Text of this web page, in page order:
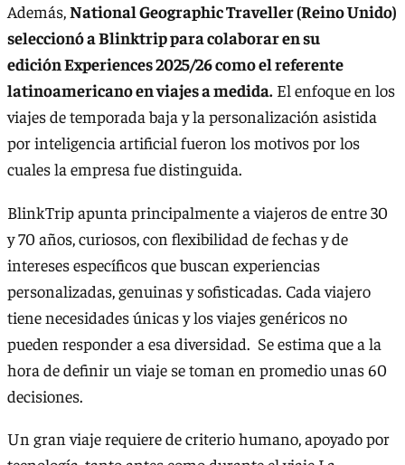
Además, National Geographic Traveller (Reino Unido)
seleccionó a Blinktrip para colaborar en su
edición Experiences 2025/26 como el referente
latinoamericano en viajes a medida. El enfoque en los
viajes de temporada baja y la personalización asistida
por inteligencia artificial fueron los motivos por los
cuales la empresa fue distinguida.
BlinkTrip apunta principalmente a viajeros de entre 30
y 70 años, curiosos, con flexibilidad de fechas y de
intereses específicos que buscan experiencias
personalizadas, genuinas y sofisticadas. Cada viajero
tiene necesidades únicas y los viajes genéricos no
pueden responder a esa diversidad. Se estima que a la
hora de definir un viaje se toman en promedio unas 60
decisiones.
Un gran viaje requiere de criterio humano, apoyado por